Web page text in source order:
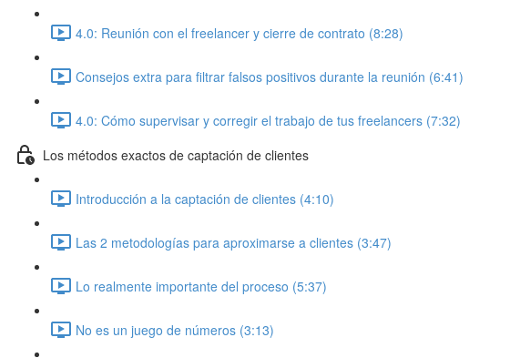
4.0: Reunión con el freelancer y cierre de contrato (8:28)
Consejos extra para filtrar falsos positivos durante la reunión (6:41)
4.0: Cómo supervisar y corregir el trabajo de tus freelancers (7:32)
Los métodos exactos de captación de clientes
Introducción a la captación de clientes (4:10)
Las 2 metodologías para aproximarse a clientes (3:47)
Lo realmente importante del proceso (5:37)
No es un juego de números (3:13)